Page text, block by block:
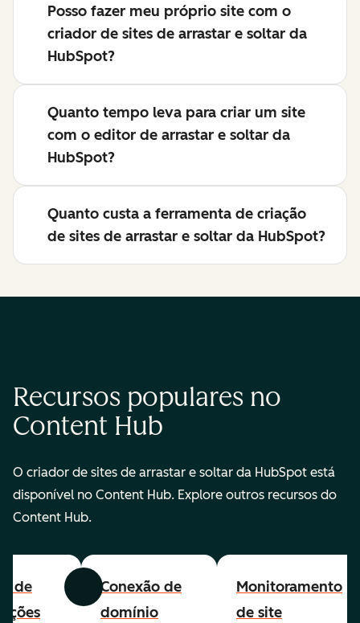
Posso fazer meu próprio site com o
criador de sites de arrastar e soltar da
HubSpot?
Quanto tempo leva para criar um site
com o editor de arrastar e soltar da
HubSpot?
Quanto custa a ferramenta de criação
de sites de arrastar e soltar da HubSpot?
Recursos populares no
Content Hub
O criador de sites de arrastar e soltar da HubSpot está
disponível no Content Hub. Explore outros recursos do
Content Hub.
Anterior Avançar
de
Conexão de
domínio
Monitoramento
de site